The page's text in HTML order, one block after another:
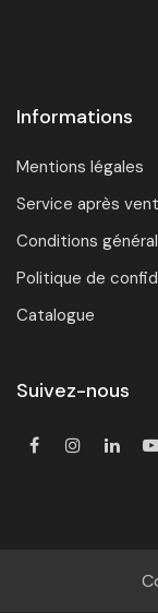
Informations
Mentions légales
Service après
Conditions
Politique de
Catalogue
Suivez-nous